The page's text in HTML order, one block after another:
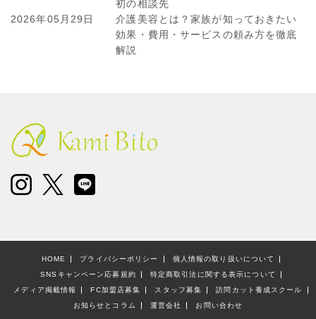
初の相談先
2026年05月29日
介護美容とは？家族が知っておきたい
効果・費用・サービスの頼み方を徹底
解説
HOME プライバシーポリシー
個人情報の取り扱いについて
SNSキャンペーン応募規約
特定商取引法に関する表示について
メディア掲載情報
FC加盟店募集 スタッフ募集
訪問カット養成スクール
お知らせとコラム
運営会社 お問い合わせ